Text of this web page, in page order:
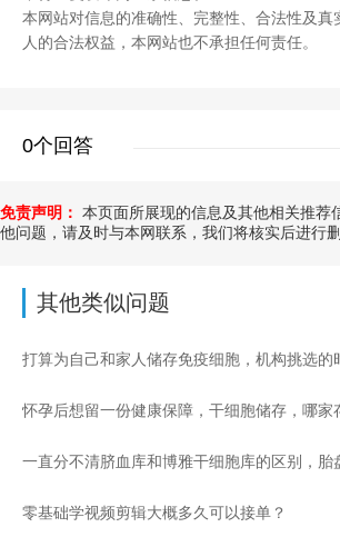
本网站对信息的准确性、完整性、合法性及
人的合法权益，本网站也不承担任何责任。
0个回答
免责声明： 本页面所展现的信息及其他相关推荐
他问题，请及时与本网联系，我们将核实后进行
其他类似问题
一直分不清脐血库和博雅干细胞库的区别，
零基础学视频剪辑大概多久可以接单？